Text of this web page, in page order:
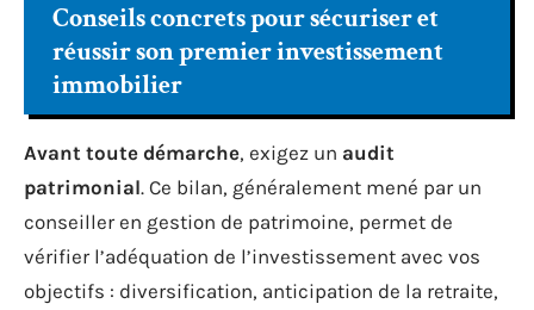
Conseils concrets pour sécuriser et
réussir son premier investissement
immobilier
Avant toute démarche, exigez un audit
patrimonial. Ce bilan, généralement mené par un
conseiller en gestion de patrimoine, permet de
vérifier l’adéquation de l’investissement avec vos
objectifs : diversification, anticipation de la retraite,